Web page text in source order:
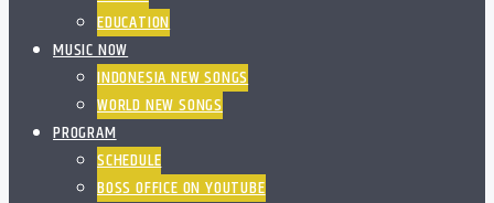
EDUCATION
MUSIC NOW
INDONESIA NEW SONGS
WORLD NEW SONGS
PROGRAM
SCHEDULE
BOSS OFFICE ON YOUTUBE